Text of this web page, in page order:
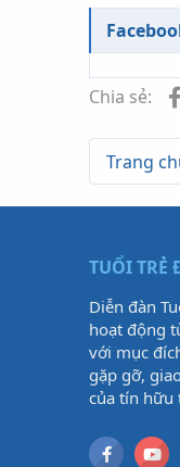
Chia sẻ:
Trang
TUỔI TRẺ
Diễn đàn
hoạt động
với mục
gặp gỡ,
của tín hữu